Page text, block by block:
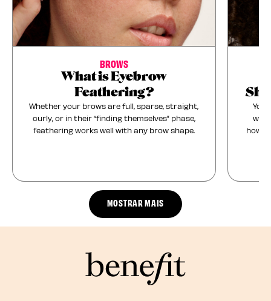
BROWS
What is Eyebrow
Feathering?
Whether your brows are full, sparse, straight,
curly, or in their “finding themselves” phase,
feathering works well with any brow shape.
how
MOSTRAR MAIS